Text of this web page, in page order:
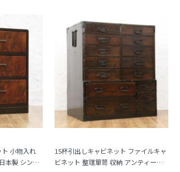
小物入れ
本製 シンプ
15杯引出しキャビネット ファイルキャ
ビネット 整理箪笥 収納 アンティーク